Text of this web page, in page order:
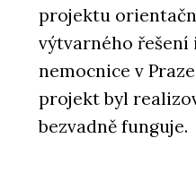
projektu
výtvarného
nemocnice v
projekt byl
bezvadně funguje.